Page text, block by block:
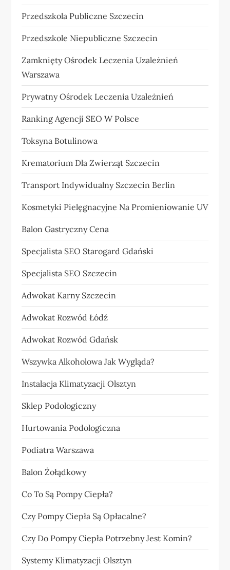
Przedszkola Publiczne Szczecin
Przedszkole Niepubliczne Szczecin
Zamknięty Ośrodek Leczenia Uzależnień
Warszawa
Prywatny Ośrodek Leczenia Uzależnień
Ranking Agencji SEO W Polsce
Toksyna Botulinowa
Krematorium Dla Zwierząt Szczecin
Transport Indywidualny Szczecin Berlin
Kosmetyki Pielęgnacyjne Na Promieniowanie UV
Balon Gastryczny Cena
Specjalista SEO Starogard Gdański
Specjalista SEO Szczecin
Adwokat Karny Szczecin
Adwokat Rozwód Łódź
Adwokat Rozwód Gdańsk
Wszywka Alkoholowa Jak Wygląda?
Instalacja Klimatyzacji Olsztyn
Sklep Podologiczny
Hurtowania Podologiczna
Podiatra Warszawa
Balon Żołądkowy
Co To Są Pompy Ciepła?
Czy Pompy Ciepła Są Opłacalne?
Czy Do Pompy Ciepła Potrzebny Jest Komin?
Systemy Klimatyzacji Olsztyn